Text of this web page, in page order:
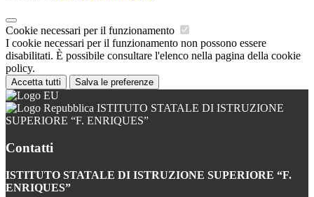
Cookie necessari per il funzionamento
I cookie necessari per il funzionamento non possono essere
disabilitati. È possibile consultare l'elenco nella pagina della cookie
policy.
Accetta tutti Salva le preferenze
ISTITUTO STATALE DI ISTRUZIONE
SUPERIORE “F. ENRIQUES”
Contatti
ISTITUTO STATALE DI ISTRUZIONE SUPERIORE “F.
ENRIQUES”